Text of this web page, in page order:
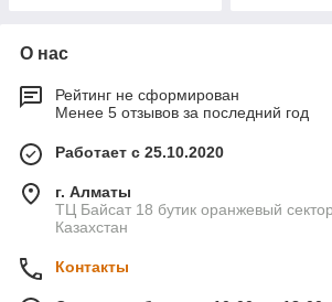
О нас
Рейтинг не сформирован
Менее 5 отзывов за последний год
Работает с 25.10.2020
г. Алматы
ТЦ Байсат 18 бутик оранжевый
Казахстан
Контакты